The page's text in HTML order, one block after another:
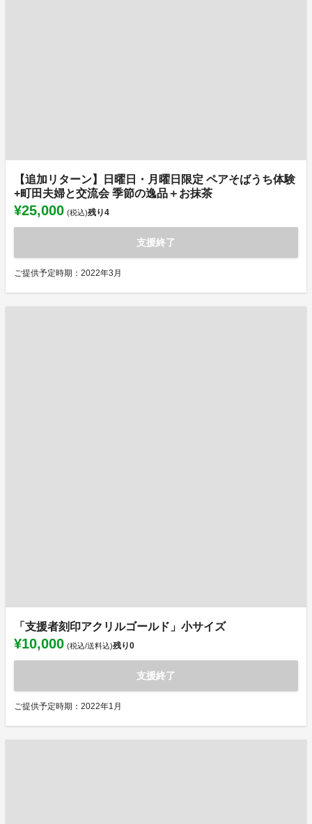
【追加リターン】日曜日・月曜日限定 ペアそばうち体験
+町田夫婦と交流会 季節の逸品＋お抹茶
¥25,000 (税込)残り4
支援終了
ご提供予定時期：2022年3月
「支援者刻印アクリルゴールド」小サイズ
¥10,000 (税込/送料込)残り0
支援終了
ご提供予定時期：2022年1月